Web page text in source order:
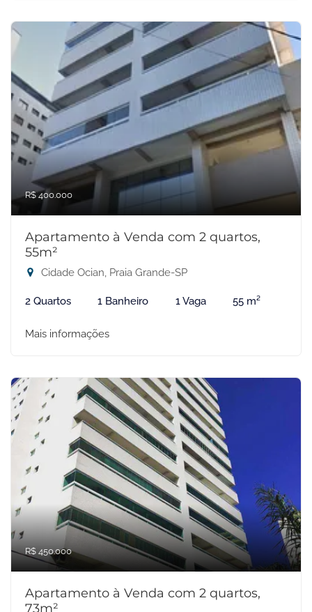
R$ 400.000
Apartamento à Venda com 2 quartos,
55m²
Cidade Ocian, Praia Grande-SP
2 Quartos 1 Banheiro 1 Vaga 55 m²
Mais informações
R$ 450.000
Apartamento à Venda com 2 quartos,
73m²